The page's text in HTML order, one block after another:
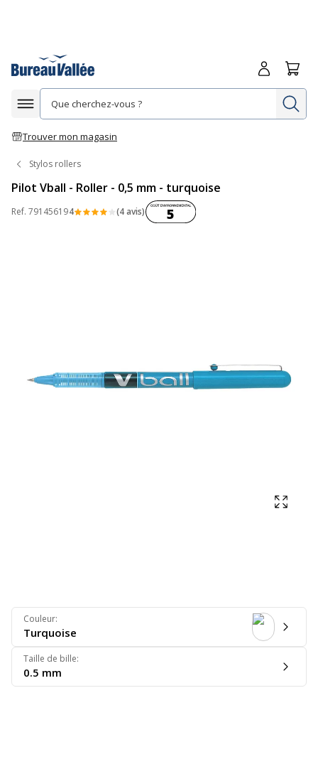
Afficher la navigation
Trouver mon magasin
Me
Stylos rollers
Pilot Vball - Roller - 0,5 mm - turquoise
Ref. 791456194 (4 avis)Coût environnemental :
5
Couleur:
Turquoise
Taille de bille:
0.5 mm